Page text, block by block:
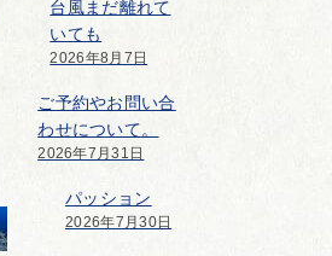
台風まだ離れて
いても
2026年8月7日
ご予約やお問い合
わせについて。
2026年7月31日
パッション
2026年7月30日